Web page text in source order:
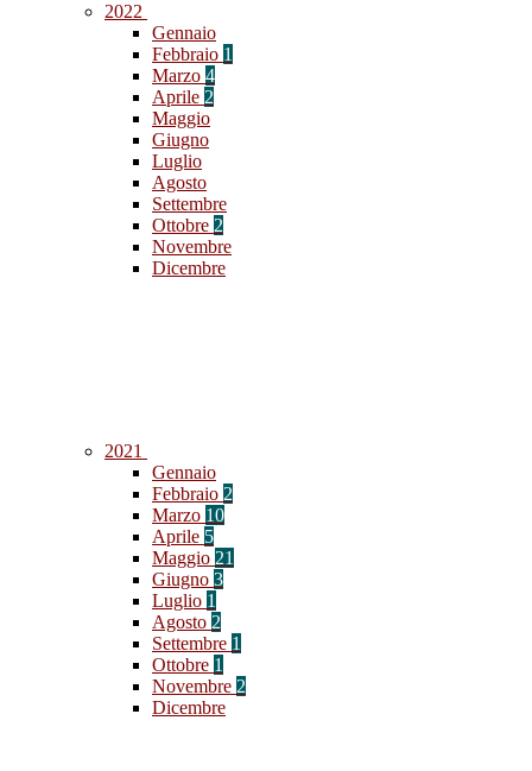
2022
Gennaio
Febbraio 1
Marzo 4
Aprile 2
Maggio
Giugno
Luglio
Agosto
Settembre
Ottobre 2
Novembre
Dicembre
2021
Gennaio
Febbraio 2
Marzo 10
Aprile 5
Maggio 21
Giugno 3
Luglio 1
Agosto 2
Settembre 1
Ottobre 1
Novembre 2
Dicembre